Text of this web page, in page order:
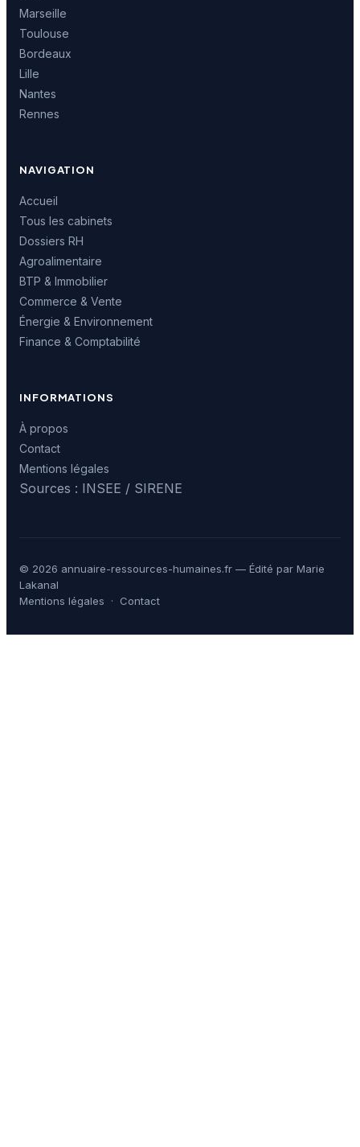
Marseille
Toulouse
Bordeaux
Lille
Nantes
Rennes
NAVIGATION
Accueil
Tous les cabinets
Dossiers RH
Agroalimentaire
BTP & Immobilier
Commerce & Vente
Énergie & Environnement
Finance & Comptabilité
INFORMATIONS
À propos
Contact
Mentions légales
Sources : INSEE / SIRENE
© 2026 annuaire-ressources-humaines.fr — Édité par Marie
Lakanal
Mentions légales · Contact